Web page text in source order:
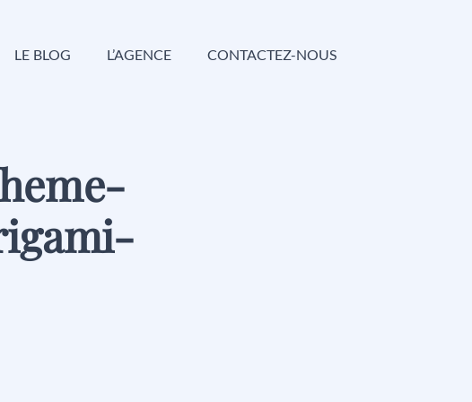
LE BLOG
L’AGENCE CONTACTEZ-NOUS